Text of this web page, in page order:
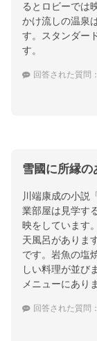
るとロビーでは
かけ流しの温泉
す。スタンダー
す。
回答された質問：
雪國に所縁
川端康成の小説
業部屋は見学す
映をしています
天風呂がありま
です。岩魚の塩
しい料理が並び
メニューにあり
回答された質問：